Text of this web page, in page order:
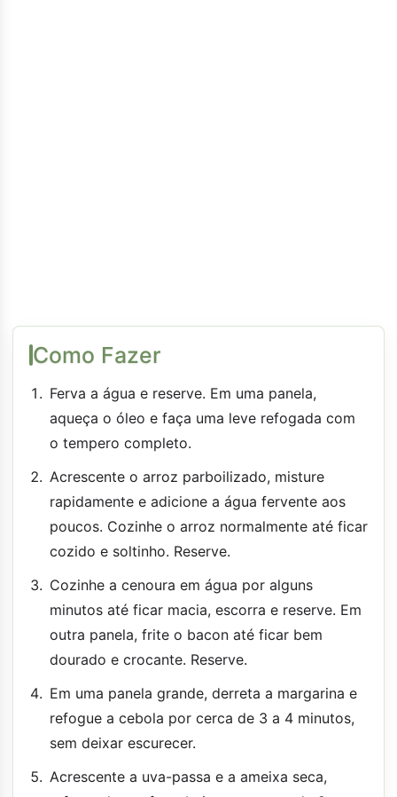
Como Fazer
Ferva a água e reserve. Em uma panela,
aqueça o óleo e faça uma leve refogada com
o tempero completo.
Acrescente o arroz parboilizado, misture
rapidamente e adicione a água fervente aos
poucos. Cozinhe o arroz normalmente até ficar
cozido e soltinho. Reserve.
Cozinhe a cenoura em água por alguns
minutos até ficar macia, escorra e reserve. Em
outra panela, frite o bacon até ficar bem
dourado e crocante. Reserve.
Em uma panela grande, derreta a margarina e
refogue a cebola por cerca de 3 a 4 minutos,
sem deixar escurecer.
Acrescente a uva-passa e a ameixa seca,